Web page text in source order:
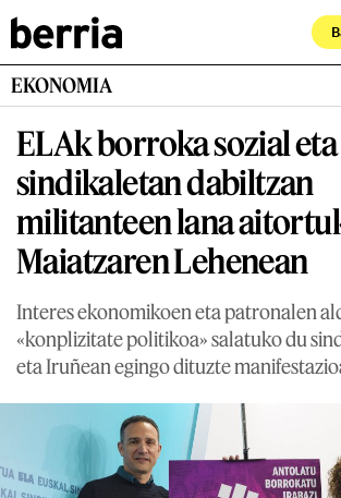
EKONOMIA
ELAk borroka sozial eta
sindikaletan dabiltzan
militanteen lana
Maiatzaren Lehenean
Interes ekonomikoen eta patronalen
«konplizitate politikoa» salatuko du
eta Iruñean egingo dituzte